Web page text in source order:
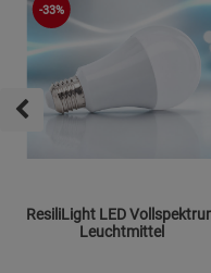
-33%
ResiliLight LED
Leuchtmittel